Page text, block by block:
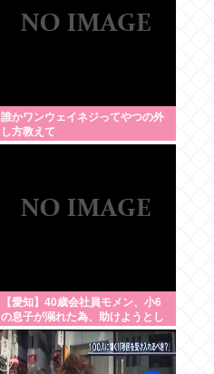
誰かワンウェイネジってやつの外
し方教えて
【愛知】40歳会社員モメン、小6
の息子が溺れた為、助けようとし
て溺れる なお息子は妻が救出